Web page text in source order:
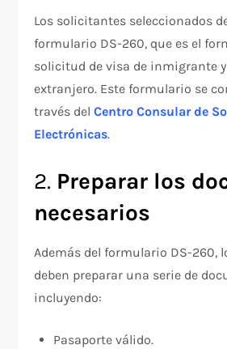
Los solicitantes seleccionados
formulario DS-260, que es el
solicitud de visa de inmigrante
extranjero. Este formulario se
través delCentro Consular de
Electrónicas.
2. Preparar los
necesarios
Además del formulario DS-260,
deben preparar una serie de
incluyendo:
Pasaporte válido.